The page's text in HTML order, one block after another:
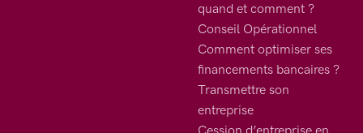
quand et comment ?
Conseil Opérationnel
Comment optimiser ses
financements bancaires ?
Transmettre son
entreprise